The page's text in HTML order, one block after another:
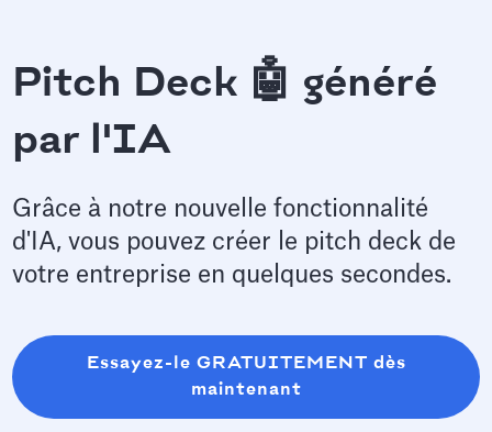
Pitch Deck 🤖 généré
par l'IA
Grâce à notre nouvelle fonctionnalité
d'IA, vous pouvez créer le pitch deck de
votre entreprise en quelques secondes.
Essayez-le GRATUITEMENT dès
maintenant